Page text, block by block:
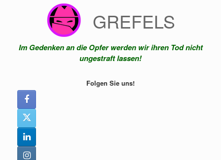
GREFELS
Im Gedenken an die Opfer werden wir ihren Tod nicht
ungestraft lassen!
Folgen Sie uns!